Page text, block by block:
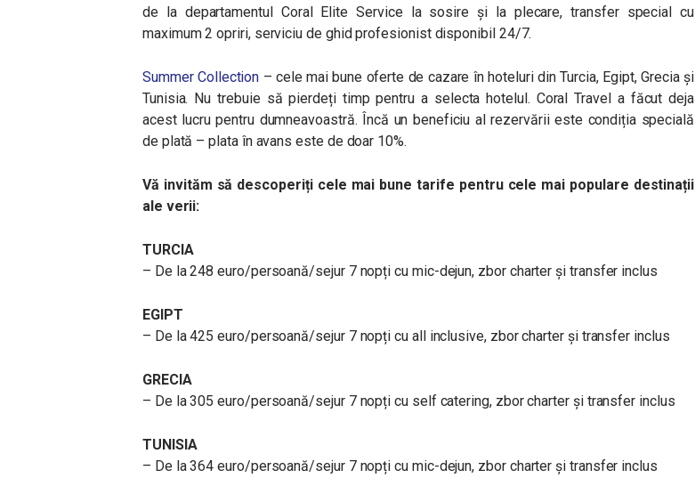
de la departamentul Coral Elite Service la sosire și la plecare, transfer special cu
maximum 2 opriri, serviciu de ghid profesionist disponibil 24/7.
Summer Collection – cele mai bune oferte de cazare în hoteluri din Turcia, Egipt, Grecia și
Tunisia. Nu trebuie să pierdeți timp pentru a selecta hotelul. Coral Travel a făcut deja
acest lucru pentru dumneavoastră. Încă un beneficiu al rezervării este condiția specială
de plată – plata în avans este de doar 10%.
Vă invităm să descoperiți cele mai bune tarife pentru cele mai populare destinații
ale verii:
TURCIA
– De la 248 euro/persoană/sejur 7 nopți cu mic-dejun, zbor charter și transfer inclus
EGIPT
– De la 425 euro/persoană/sejur 7 nopți cu all inclusive, zbor charter și transfer inclus
GRECIA
– De la 305 euro/persoană/sejur 7 nopți cu self catering, zbor charter și transfer inclus
TUNISIA
– De la 364 euro/persoană/sejur 7 nopți cu mic-dejun, zbor charter și transfer inclus